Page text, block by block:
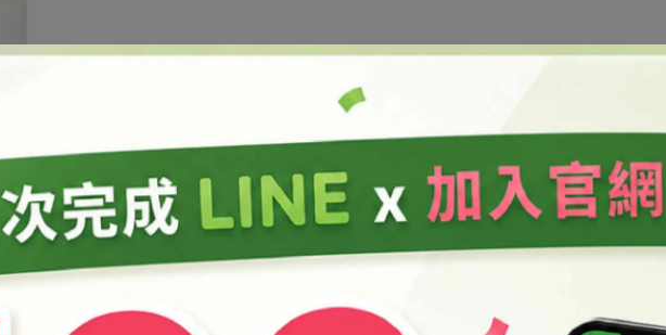
加入購物車
加入最愛